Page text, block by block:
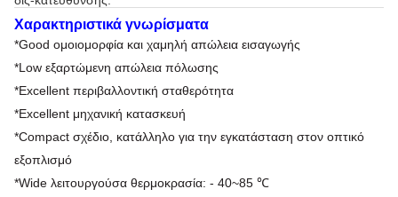
Χαρακτηριστικά γνωρίσματα
*Good ομοιομορφία και χαμηλή απώλεια εισαγωγής
*Low εξαρτώμενη απώλεια πόλωσης
*Excellent περιβαλλοντική σταθερότητα
*Excellent μηχανική κατασκευή
*Compact σχέδιο, κατάλληλο για την εγκατάσταση στον οπτικό
εξοπλισμό
*Wide λειτουργούσα θερμοκρασία: - 40~85 ℃